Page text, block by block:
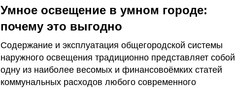
Умное освещение в умном городе:
почему это выгодно
Содержание и эксплуатация общегородской системы
наружного освещения традиционно представляет собой
одну из наиболее весомых и финансовоёмких статей
коммунальных расходов любого современного